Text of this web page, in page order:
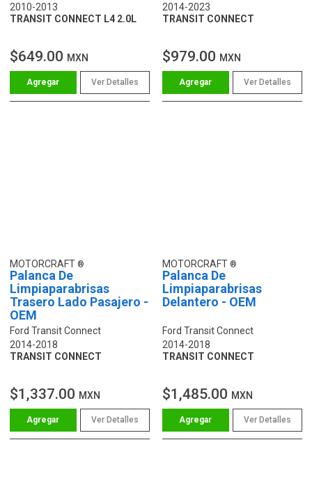
2010-2013
TRANSIT CONNECT L4 2.0L
$649.00 MXN
Ver Detalles
2014-2023
TRANSIT CONNECT
$979.00 MXN
Ver Detalles
MOTORCRAFT
Palanca De
Limpiaparabrisas
Trasero Lado Pasajero -
OEM
Ford Transit Connect
2014-2018
TRANSIT CONNECT
$1,337.00 MXN
Ver Detalles
MOTORCRAFT
Palanca De
Limpiaparabrisas
Delantero - OEM
Ford Transit Connect
2014-2018
TRANSIT CONNECT
$1,485.00 MXN
Ver Detalles